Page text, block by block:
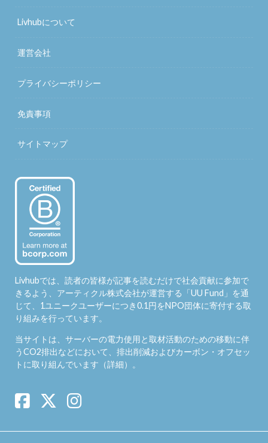
Livhubについて
運営会社
プライバシーポリシー
免責事項
サイトマップ
Livhubでは、読者の皆様が記事を読むだけで社会貢献に参加で
きるよう、アーティクル株式会社が運営する「UU Fund 」を通
じて、1ユニークユーザーにつき0.1円をNPO団体に寄付する取
り組みを行っています。
当サイトは、サーバーの電力使用と取材活動のための移動に伴
うCO2排出などにおいて、排出削減およびカーボン・オフセッ
トに取り組んでいます（詳細）。